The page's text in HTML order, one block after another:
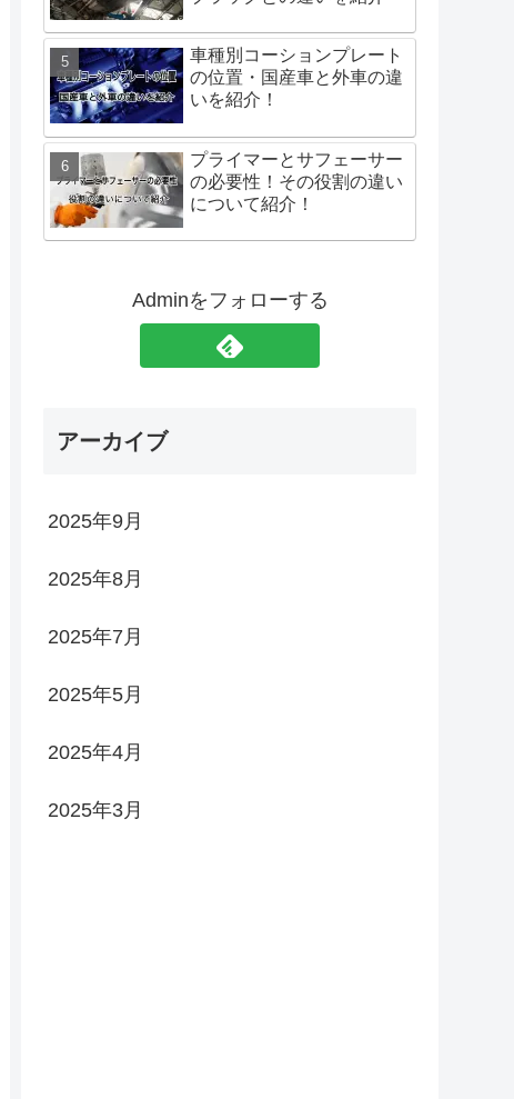
車種別コーションプレート
の位置・国産車と外車の違
いを紹介！
プライマーとサフェーサー
の必要性！その役割の違い
について紹介！
Adminをフォローする
アーカイブ
2025年9月
2025年8月
2025年7月
2025年5月
2025年4月
2025年3月